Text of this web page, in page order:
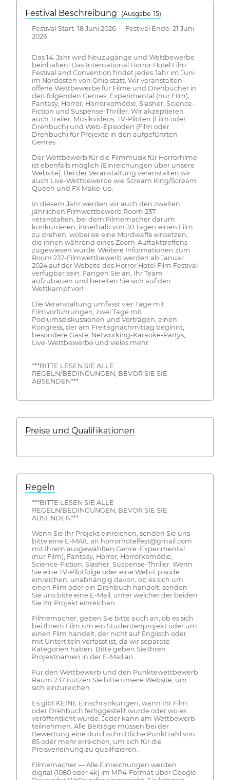
Festival Beschreibung
(Ausgabe: 15)
Festival Start: 18 Juni 2026 Festival Ende: 21 Juni
2026
Das 14. Jahr wird Neuzugänge und Wettbewerbe
beinhalten! Das International Horror Hotel Film
Festival and Convention findet jedes Jahr im Juni
im Nordosten von Ohio statt. Wir veranstalten
offene Wettbewerbe für Filme und Drehbücher in
den folgenden Genres: Experimental (nur Film),
Fantasy, Horror, Horrorkomödie, Slasher, Science-
Fiction und Suspense-Thriller. Wir akzeptieren
auch Trailer, Musikvideos, TV-Piloten (Film oder
Drehbuch) und Web-Episoden (Film oder
Drehbuch) für Projekte in den aufgeführten
Genres.
Der Wettbewerb für die Filmmusik für Horrorfilme
ist ebenfalls möglich (Einreichungen über unsere
Website). Bei der Veranstaltung veranstalten wir
auch Live-Wettbewerbe wie Scream King/Scream
Queen und FX Make-up.
In diesem Jahr werden wir auch den zweiten
jährlichen Filmwettbewerb Room 237
veranstalten, bei dem Filmemacher darum
konkurrieren, innerhalb von 30 Tagen einen Film
zu drehen, wobei sie eine Mordwaffe einsetzen,
die ihnen während eines Zoom-Auftakttreffens
zugewiesen wurde. Weitere Informationen zum
Room 237-Filmwettbewerb werden ab Januar
2024 auf der Website des Horror Hotel Film Festival
verfügbar sein. Fangen Sie an, Ihr Team
aufzubauen und bereiten Sie sich auf den
Wettkampf vor!
Die Veranstaltung umfasst vier Tage mit
Filmvorführungen, zwei Tage mit
Podiumsdiskussionen und Vorträgen, einen
Kongress, der am Freitagnachmittag beginnt,
besondere Gäste, Networking-Karaoke-Partys,
Live-Wettbewerbe und vieles mehr.
***BITTE LESEN SIE ALLE
REGELN/BEDINGUNGEN, BEVOR SIE SIE
ABSENDEN***
Preise und Qualifikationen
Regeln
***BITTE LESEN SIE ALLE
REGELN/BEDINGUNGEN, BEVOR SIE SIE
ABSENDEN***
Wenn Sie Ihr Projekt einreichen, senden Sie uns
bitte eine E-MAIL an horrorhotelfest@gmail.com
mit Ihrem ausgewählten Genre: Experimental
(nur Film); Fantasy; Horror; Horrorkomödie;
Science-Fiction; Slasher; Suspense-Thriller. Wenn
Sie eine TV-Pilotfolge oder eine Web-Episode
einreichen, unabhängig davon, ob es sich um
einen Film oder ein Drehbuch handelt, senden
Sie uns bitte eine E-Mail, unter welcher der beiden
Sie Ihr Projekt einreichen.
Filmemacher, geben Sie bitte auch an, ob es sich
bei Ihrem Film um ein Studentenprojekt oder um
einen Film handelt, der nicht auf Englisch oder
mit Untertiteln verfasst ist, da wir separate
Kategorien haben. Bitte geben Sie Ihren
Projektnamen in der E-Mail an.
Für den Wettbewerb und den Punktewettbewerb
Raum 237 nutzen Sie bitte unsere Website, um
sich einzureichen.
Es gibt KEINE Einschränkungen, wann Ihr Film
oder Drehbuch fertiggestellt wurde oder wo es
veröffentlicht wurde. Jeder kann am Wettbewerb
teilnehmen. Alle Beiträge müssen bei der
Bewertung eine durchschnittliche Punktzahl von
85 oder mehr erreichen, um sich für die
Preisverleihung zu qualifizieren.
Filmemacher — Alle Einreichungen werden
digital (1080 oder 4k) im MP4-Format über Google